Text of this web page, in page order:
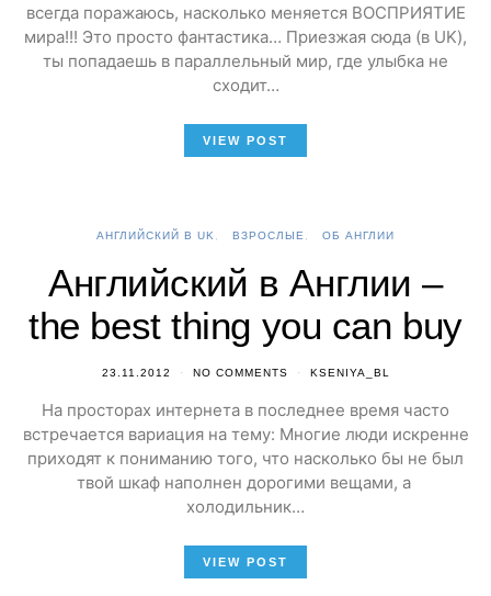
всегда поражаюсь, насколько меняется ВОСПРИЯТИЕ
мира!!! Это просто фантастика… Приезжая сюда (в UK),
ты попадаешь в параллельный мир, где улыбка не
сходит…
VIEW POST
АНГЛИЙСКИЙ В UK ВЗРОСЛЫЕ ОБ АНГЛИИ
Английский в Англии –
the best thing you can buy
23.11.2012 NO COMMENTS KSENIYA_BL
На просторах интернета в последнее время часто
встречается вариация на тему: Многие люди искренне
приходят к пониманию того, что насколько бы не был
твой шкаф наполнен дорогими вещами, а
холодильник…
VIEW POST